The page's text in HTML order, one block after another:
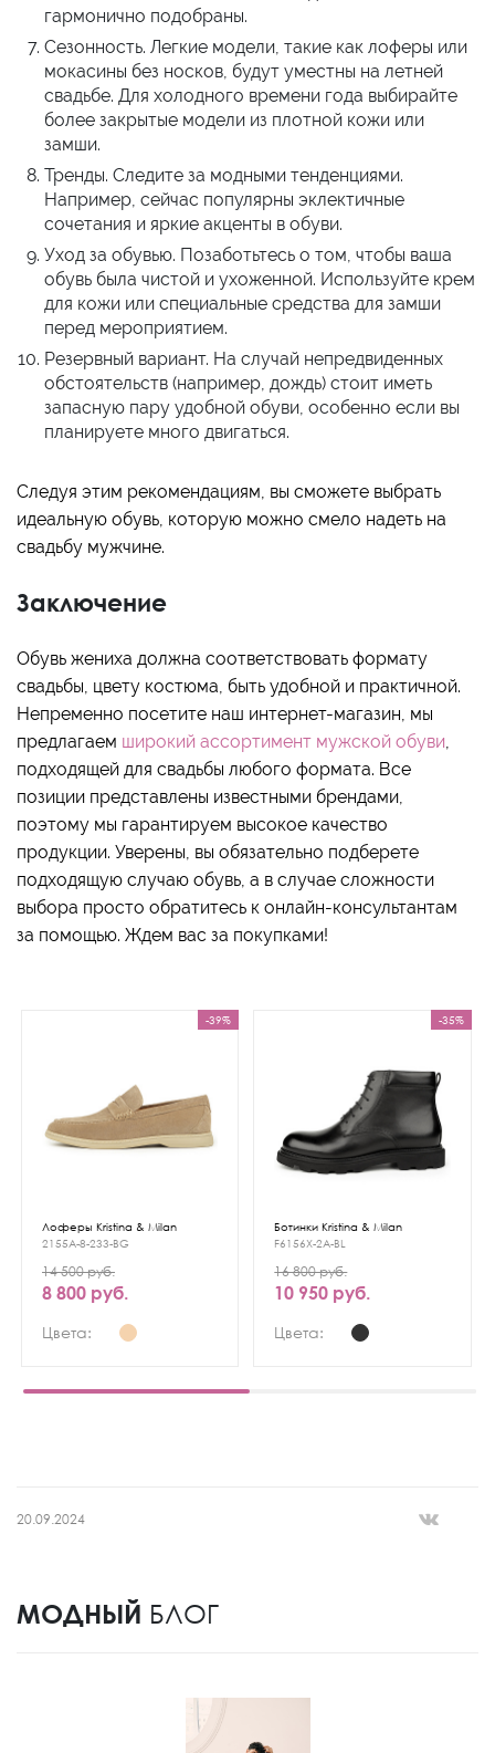
гармонично подобраны.
Сезонность. Легкие модели, такие как лоферы или
мокасины без носков, будут уместны на летней
свадьбе. Для холодного времени года выбирайте
более закрытые модели из плотной кожи или
замши.
Тренды. Следите за модными тенденциями.
Например, сейчас популярны эклектичные
сочетания и яркие акценты в обуви.
Уход за обувью. Позаботьтесь о том, чтобы ваша
обувь была чистой и ухоженной. Используйте крем
для кожи или специальные средства для замши
перед мероприятием.
Резервный вариант. На случай непредвиденных
обстоятельств (например, дождь) стоит иметь
запасную пару удобной обуви, особенно если вы
планируете много двигаться.
Следуя этим рекомендациям, вы сможете выбрать
идеальную обувь, которую можно смело надеть на
свадьбу мужчине.
Заключение
Обувь жениха должна соответствовать формату
свадьбы, цвету костюма, быть удобной и практичной.
Непременно посетите наш интернет-магазин, мы
предлагаем широкий ассортимент мужской обуви,
подходящей для свадьбы любого формата. Все
позиции представлены известными брендами,
поэтому мы гарантируем высокое качество
продукции. Уверены, вы обязательно подберете
подходящую случаю обувь, а в случае сложности
выбора просто обратитесь к онлайн-консультантам
за помощью. Ждем вас за покупками!
-39%
Лоферы Kristina & Milan
2155A-8-233-BG
14 500 руб.
8 800 руб.
Цвета:
-35%
Ботинки Kristina & Milan
F6156X-2A-BL
16 800 руб.
10 950 руб.
Цвета:
20.09.2024
МОДНЫЙ БЛОГ